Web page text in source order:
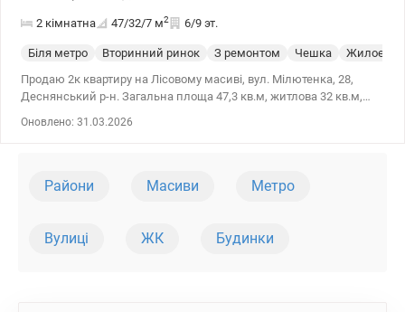
2 кімнатна 47/32/7 м2 6/9 эт.
Біля метро Вторинний ринок З ремонтом Чешка
Жилое
Продаю 2к квартиру на Лісовому масиві, вул. Мілютенка, 28,
Деснянський р-н. Загальна площа 47,3 кв.м, житлова 32 кв.м,
транспортна розв'язка. Метро Лісова 15 хвилин пішки. Ціна
Оновлено: 31.03.2026
Райони Масиви Метро
Вулиці ЖК Будинки